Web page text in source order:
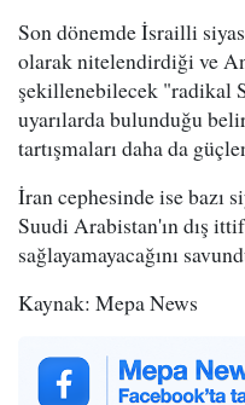
Son dönemde İsrailli
olarak nitelendirdiği ve
şekillenebilecek "radikal
uyarılarda bulunduğu
tartışmaları daha da
İran cephesinde ise bazı
Suudi Arabistan'ın dış
sağlayamayacağını
Kaynak: Mepa News